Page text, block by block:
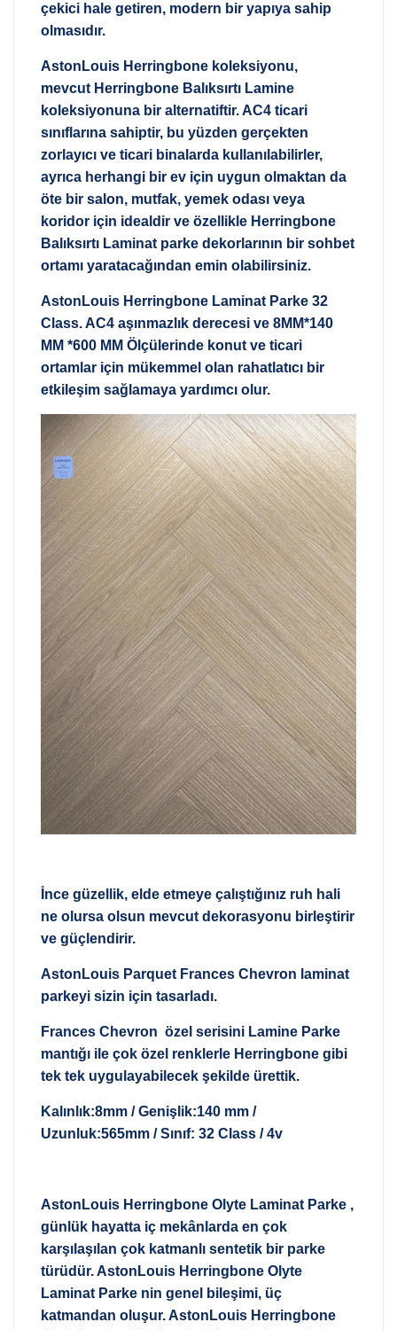
çekici hale getiren, modern bir yapıya sahip
olmasıdır.
AstonLouis Herringbone koleksiyonu,
mevcut Herringbone Balıksırtı Lamine
koleksiyonuna bir alternatiftir. AC4 ticari
sınıflarına sahiptir, bu yüzden gerçekten
zorlayıcı ve ticari binalarda kullanılabilirler,
ayrıca herhangi bir ev için uygun olmaktan da
öte bir salon, mutfak, yemek odası veya
koridor için idealdir ve özellikle Herringbone
Balıksırtı Laminat parke dekorlarının bir sohbet
ortamı yaratacağından emin olabilirsiniz.
AstonLouis Herringbone Laminat Parke 32
Class. AC4 aşınmazlık derecesi ve 8MM*140
MM *600 MM Ölçülerinde konut ve ticari
ortamlar için mükemmel olan rahatlatıcı bir
etkileşim sağlamaya yardımcı olur.
İnce güzellik, elde etmeye çalıştığınız ruh hali
ne olursa olsun mevcut dekorasyonu birleştirir
ve güçlendirir.
AstonLouis Parquet Frances Chevron laminat
parkeyi sizin için tasarladı.
Frances Chevron özel serisini Lamine Parke
mantığı ile çok özel renklerle Herringbone gibi
tek tek uygulayabilecek şekilde ürettik.
Kalınlık:8mm / Genişlik:140 mm /
Uzunluk:565mm / Sınıf: 32 Class / 4v
AstonLouis Herringbone Olyte Laminat Parke ,
günlük hayatta iç mekânlarda en çok
karşılaşılan çok katmanlı sentetik bir parke
türüdür. AstonLouis Herringbone Olyte
Laminat Parke nin genel bileşimi, üç
katmandan oluşur. AstonLouis Herringbone